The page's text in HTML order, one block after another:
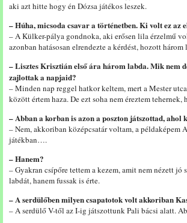
aki azt hitte hogy én Dózsa játékos leszek.
– Húha, micsoda csavar a történetben. Ki volt ez az
– A Külker-pálya gondnoka, aki erősen lila érzelmű
azonban hatásosan elrendezte a kérdést, hozott
– Lisztes Krisztián első ára három labda. Mik nem
zajlottak a napjaid?
– Minden nap reggel hatkor keltem, mert a Mester
között értem haza. De ezt soha nem éreztem
– Abban a korban is azon a poszton játszottad, ahol
– Nem, akkoriban középcsatár voltam, a példaképem
játékban….
– Hanem?
– Gyakran csípőre tettem a kezem, amit nem nézett
labdát, hanem fussak is érte.
– A serdülőben milyen csapatotok volt akkoriban
– A serdülő V-től az I-ig játszottunk Pali bácsi alatt.